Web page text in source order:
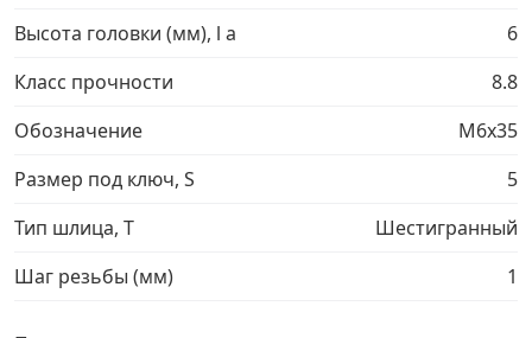
Электро и бензоинструмент, оборудование
Нержавеющий крепеж
Высота головки (мм), l a
6
Класс прочности
8.8
Обозначение
М6х35
Размер под ключ, S
5
Тип шлица, T
Шестигранный
Шаг резьбы (мм)
1